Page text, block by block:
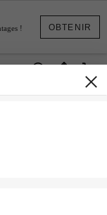
OBTENIR
!